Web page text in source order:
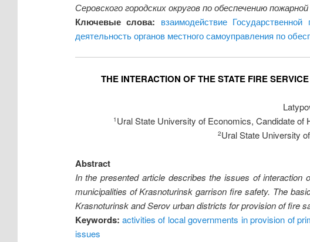
Серовского городских округов по обеспечению
Ключевые слова: взаимодействие
деятельность органов местного самоуправления по
THE INTERACTION OF THE STATE FIRE
1 Ural State University of Economics, Candidate
2Ural State University
Abstract
In the presented article describes the issues of
municipalities of Krasnoturinsk garrison fire safety. The
Krasnoturinsk and Serov urban districts for provision of fire
Keywords: activities of local governments in provision of
issues